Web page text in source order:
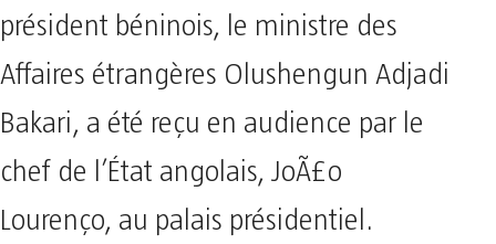
président béninois, le ministre des
Affaires étrangères Olushengun Adjadi
Bakari, a été reçu en audience par le
chef de l’État angolais, JoÃ£o
Lourenço, au palais présidentiel.